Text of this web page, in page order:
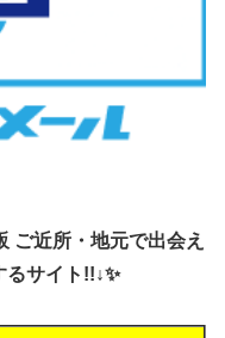
ご近所・地元で出会え
サイト!!↓✨